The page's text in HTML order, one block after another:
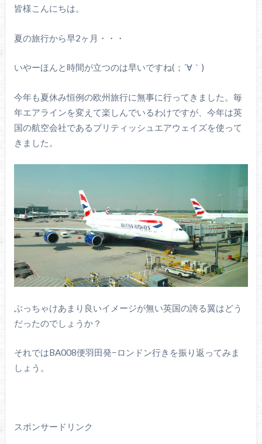
皆様こんにちは。
夏の旅行から早2ヶ月・・・
いやーほんと時間が立つのは早いですね(；´∀｀)
今年も夏休み恒例の欧州旅行に無事に行ってきました。毎
年エアラインを変えて楽しんでいるわけですが、今年は英
国の航空会社であるブリティッシュエアウェイズを使って
きました。
ぶっちゃけあまり良いイメージが無い英国の誇る翼はどう
だったのでしょうか？
それではBA008便羽田発−ロンドン行きを振り返ってみま
しょう。
スポンサードリンク